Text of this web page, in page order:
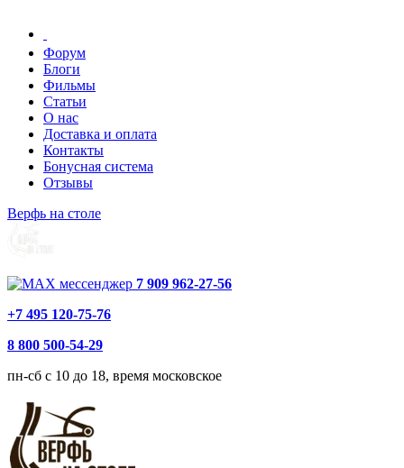
Форум
Блоги
Фильмы
Статьи
О нас
Доставка и оплата
Контакты
Бонусная система
Отзывы
Верфь на столе
7 909 962-27-56
+7 495 120-75-76
8 800 500-54-29
пн-сб с 10 до 18, время московское